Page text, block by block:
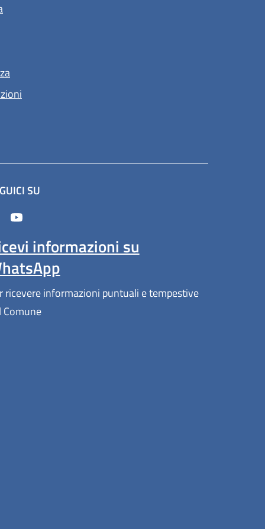
scheda).
SU
informazioni su
ricevere informazioni puntuali e tempestive
Comune